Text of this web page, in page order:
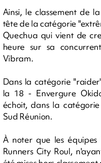
Ainsi, le classement de
tête de la catégorie
Quechua qui vient de
heure sur sa
Vibram.
Dans la catégorie
la 18 - Envergure
échoit, dans la
Sud Réunion.
À noter que les
Runners City Roul,